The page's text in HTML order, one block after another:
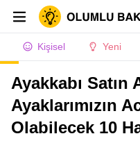
Kişisel Yeni
Ayakkabı Satın
Ayaklarımızın
Olabilecek 10